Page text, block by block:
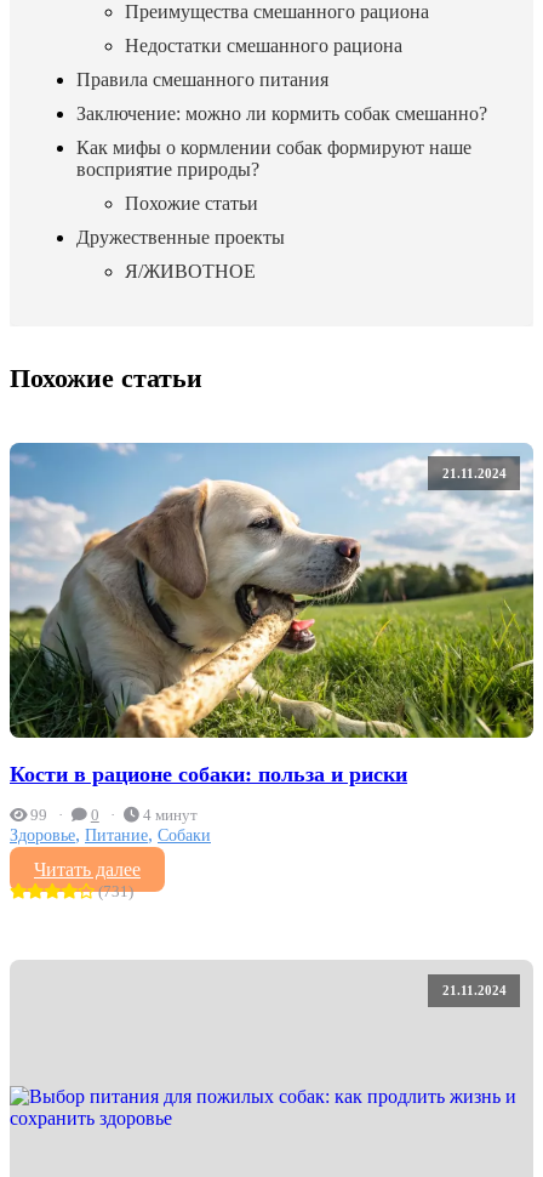
Преимущества смешанного рациона
Недостатки смешанного рациона
Правила смешанного питания
Заключение: можно ли кормить собак смешанно?
Как мифы о кормлении собак формируют наше
восприятие природы?
Похожие статьи
Дружественные проекты
Я/ЖИВОТНОЕ
Похожие статьи
21.11.2024
Кости в рационе собаки: польза и риски
99 0 4 минут
Здоровье, Питание, Собаки
Читать далее
(731)
21.11.2024